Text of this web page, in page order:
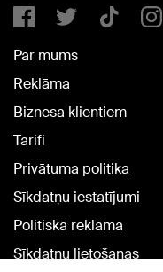
Par mums
Reklāma
Biznesa klientiem
Tarifi
Privātuma politika
Sīkdatņu iestatījumi
Politiskā reklāma
Sīkdatņu lietošanas